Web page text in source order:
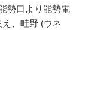
勢口より能勢電
、畦野 (ウネ